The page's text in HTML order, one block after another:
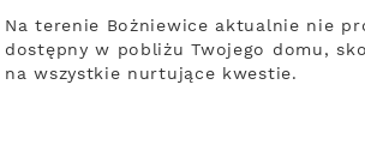
Na terenie Bożniewice aktualnie nie
dostępny w pobliżu Twojego domu,
na wszystkie nurtujące kwestie.